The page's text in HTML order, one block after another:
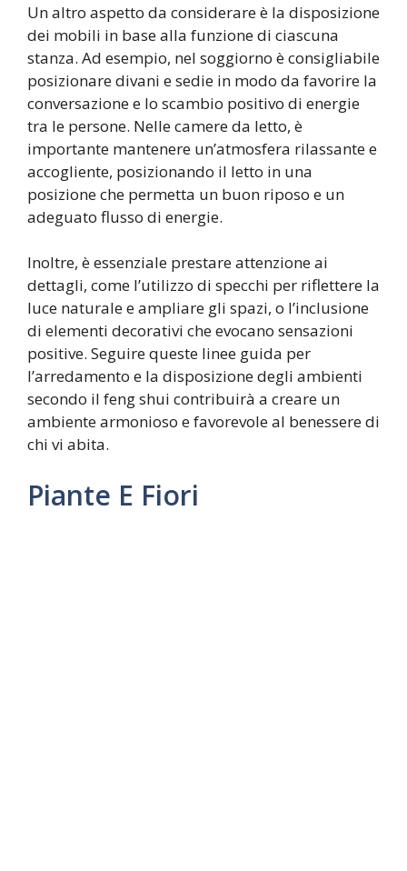
Un altro aspetto da considerare è la disposizione
dei mobili in base alla funzione di ciascuna
stanza. Ad esempio, nel soggiorno è consigliabile
posizionare divani e sedie in modo da favorire la
conversazione e lo scambio positivo di energie
tra le persone. Nelle camere da letto, è
importante mantenere un’atmosfera rilassante e
accogliente, posizionando il letto in una
posizione che permetta un buon riposo e un
adeguato flusso di energie.
Inoltre, è essenziale prestare attenzione ai
dettagli, come l’utilizzo di specchi per riflettere la
luce naturale e ampliare gli spazi, o l’inclusione
di elementi decorativi che evocano sensazioni
positive. Seguire queste linee guida per
l’arredamento e la disposizione degli ambienti
secondo il feng shui contribuirà a creare un
ambiente armonioso e favorevole al benessere di
chi vi abita.
Piante E Fiori